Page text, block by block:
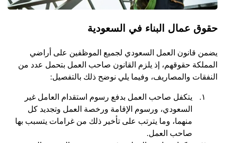
حقوق عمال البناء في السعودية
يضمن قانون العمل السعودي لجميع الموظفين على أراضي
المملكة حقوقهم، إذ يلزم القانون صاحب العمل بتحمل عدد من
النفقات والمصاريف، وفيما يلي نوضح ذلك بالتفصيل:
يتكفل صاحب العمل بدفع رسوم استقدام العامل غير
السعودي، ورسوم الإقامة ورخصة العمل وتجديد كل
منهما، وما يترتب على تأخير ذلك من غرامات يتسبب بها
صاحب العمل.